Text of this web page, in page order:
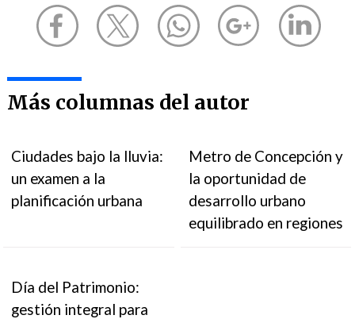
Más columnas del autor
Ciudades bajo la lluvia:
un examen a la
planificación urbana
Metro de Concepción y
la oportunidad de
desarrollo urbano
equilibrado en regiones
Día del Patrimonio:
gestión integral para